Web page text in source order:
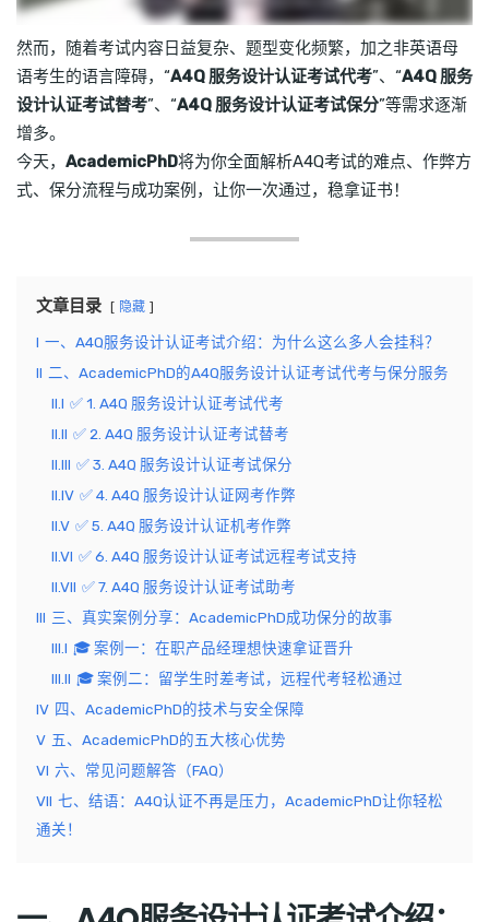
然而，随着考试内容日益复杂、题型变化频繁，加之非英语母
语考生的语言障碍，“A4Q 服务设计认证考试代考”、“A4Q 服务
设计认证考试替考”、“A4Q 服务设计认证考试保分”等需求逐渐
增多。
今天， AcademicPhD将为你全面解析A4Q考试的难点、作弊方
式、保分流程与成功案例，让你一次通过，稳拿证书！
文章目录 隐藏
I 一、A4Q服务设计认证考试介绍：为什么这么多人会挂科？
II 二、AcademicPhD的A4Q服务设计认证考试代考与保分服务
II.I ✅ 1. A4Q 服务设计认证考试代考
II.II ✅ 2. A4Q 服务设计认证考试替考
II.III ✅ 3. A4Q 服务设计认证考试保分
II.IV ✅ 4. A4Q 服务设计认证网考作弊
II.V ✅ 5. A4Q 服务设计认证机考作弊
II.VI ✅ 6. A4Q 服务设计认证考试远程考试支持
II.VII ✅ 7. A4Q 服务设计认证考试助考
III 三、真实案例分享：AcademicPhD成功保分的故事
III.I 🎓 案例一：在职产品经理想快速拿证晋升
III.II 🎓 案例二：留学生时差考试，远程代考轻松通过
IV 四、AcademicPhD的技术与安全保障
V 五、AcademicPhD的五大核心优势
VI 六、常见问题解答（FAQ）
VII 七、结语：A4Q认证不再是压力，AcademicPhD让你轻松
通关！